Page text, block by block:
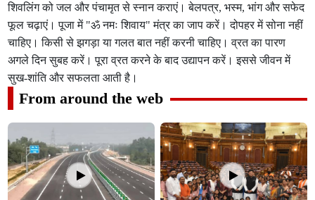
शिवलिंग को जल और पंचामृत से स्नान कराएं। बेलपत्र, भस्म, भांग और सफेद
फूल चढ़ाएं। पूजा में "ॐ नमः शिवाय" मंत्र का जाप करें। दोपहर में सोना नहीं
चाहिए। किसी से झगड़ा या गलत बात नहीं करनी चाहिए। व्रत का पारण
अगले दिन सुबह करें। पूरा व्रत करने के बाद उद्यापन करें। इससे जीवन में
सुख-शांति और सफलता आती है।
From around the web